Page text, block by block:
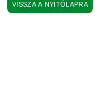
VISSZA A NYITÓLAPRA